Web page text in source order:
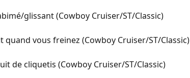
glissant (Cowboy Cruiser/ST/Classic)
vous freinez (Cowboy Cruiser/ST/Classic)
de cliquetis (Cowboy Cruiser/ST/Classic)